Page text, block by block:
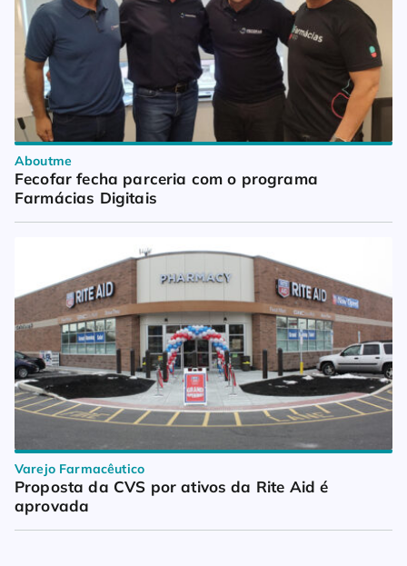
Aboutme
Fecofar fecha parceria com o programa
Farmácias Digitais
Varejo Farmacêutico
Proposta da CVS por ativos da Rite Aid é
aprovada